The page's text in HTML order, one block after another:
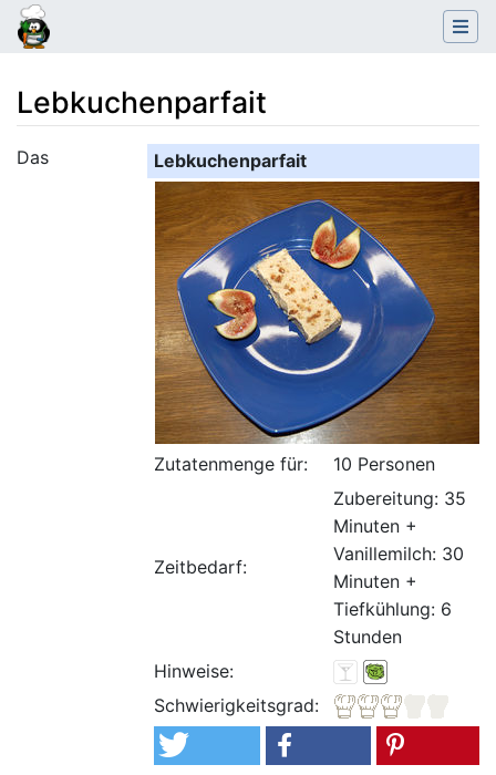
Lebkuchenparfait
Wechseln zu: Navigation,Suche
Lebkuchenparfait
Zutatenmenge für: 10 Personen
Zeitbedarf:
Zubereitung: 35
Minuten +
Vanillemilch: 30
Minuten +
Tiefkühlung: 6
Stunden
Hinweise:
Schwierigkeitsgrad:
Das